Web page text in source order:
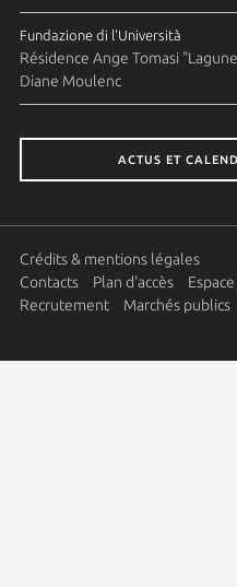
Fundazione di l'Università
Résidence Ange Tomasi
Diane Moulenc
ACTUS ET
Crédits & mentions légales
Contacts
Plan d'accès
Recrutement
Marchés publics